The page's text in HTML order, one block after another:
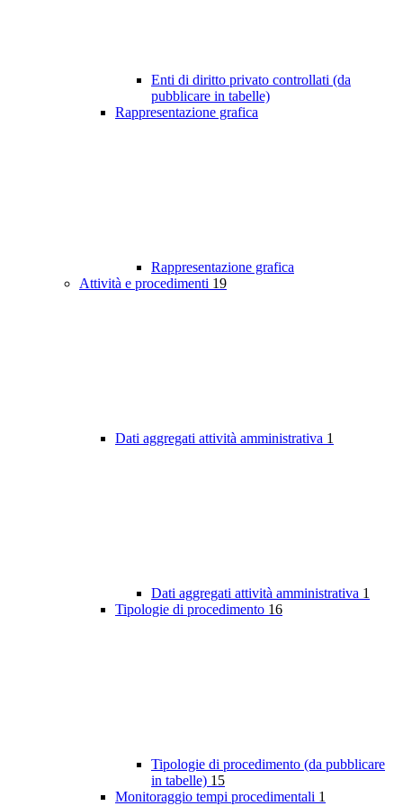
Enti di diritto privato controllati (da
pubblicare in tabelle)
Rappresentazione grafica
Rappresentazione grafica
Attività e procedimenti 19
Dati aggregati attività amministrativa 1
Dati aggregati attività amministrativa 1
Tipologie di procedimento 16
Tipologie di procedimento (da pubblicare
in tabelle) 15
Monitoraggio tempi procedimentali 1